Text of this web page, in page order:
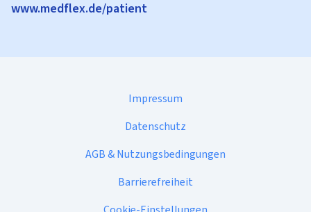
www.medflex.de/patient
Impressum
Datenschutz
AGB & Nutzungsbedingungen
Barrierefreiheit